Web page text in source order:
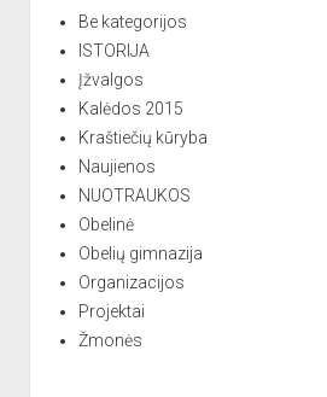
Be kategorijos
ISTORIJA
Įžvalgos
Kalėdos 2015
Kraštiečių kūryba
Naujienos
NUOTRAUKOS
Obelinė
Obelių gimnazija
Organizacijos
Projektai
Žmonės